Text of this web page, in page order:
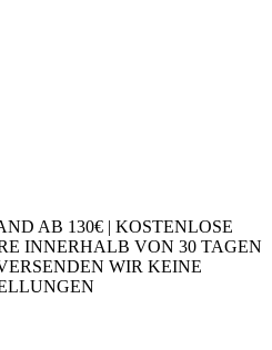
AB 130€ | KOSTENLOSE
INNERHALB VON 30 TAGEN
WIR KEINE